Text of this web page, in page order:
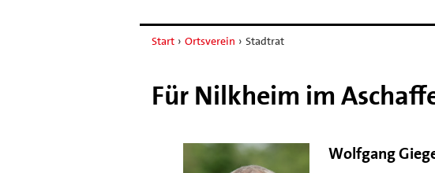
Start › Ortsverein › Stadtrat
Für Nilkheim im
Wolfgang